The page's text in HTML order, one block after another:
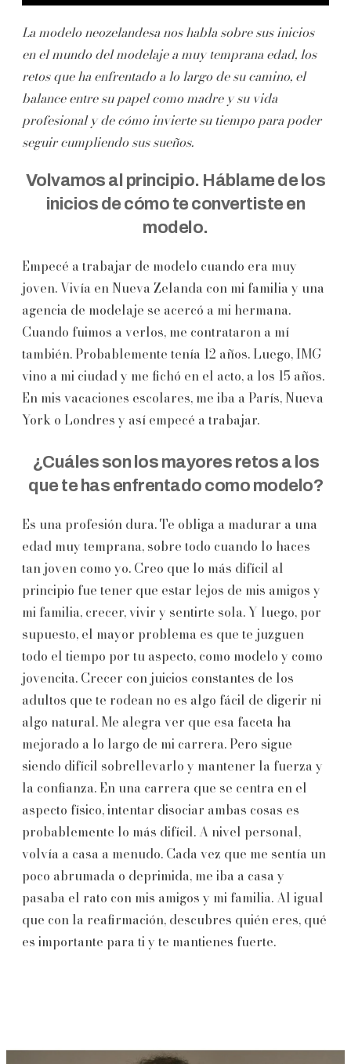
La modelo neozelandesa nos habla sobre sus inicios
en el mundo del modelaje a muy temprana edad, los
retos que ha enfrentado a lo largo de su camino, el
balance entre su papel como madre y su vida
profesional y de cómo invierte su tiempo para poder
seguir cumpliendo sus sueños.
Volvamos al principio. Háblame de los
inicios de cómo te convertiste en
modelo.
Empecé a trabajar de modelo cuando era muy
joven. Vivía en Nueva Zelanda con mi familia y una
agencia de modelaje se acercó a mi hermana.
Cuando fuimos a verlos, me contrataron a mí
también. Probablemente tenía 12 años. Luego, IMG
vino a mi ciudad y me fichó en el acto, a los 15 años.
En mis vacaciones escolares, me iba a París, Nueva
York o Londres y así empecé a trabajar.
¿Cuáles son los mayores retos a los
que te has enfrentado como modelo?
Es una profesión dura. Te obliga a madurar a una
edad muy temprana, sobre todo cuando lo haces
tan joven como yo. Creo que lo más difícil al
principio fue tener que estar lejos de mis amigos y
mi familia, crecer, vivir y sentirte sola. Y luego, por
supuesto, el mayor problema es que te juzguen
todo el tiempo por tu aspecto, como modelo y como
jovencita. Crecer con juicios constantes de los
adultos que te rodean no es algo fácil de digerir ni
algo natural. Me alegra ver que esa faceta ha
mejorado a lo largo de mi carrera. Pero sigue
siendo difícil sobrellevarlo y mantener la fuerza y
la confianza. En una carrera que se centra en el
aspecto físico, intentar disociar ambas cosas es
probablemente lo más difícil. A nivel personal,
volvía a casa a menudo. Cada vez que me sentía un
poco abrumada o deprimida, me iba a casa y
pasaba el rato con mis amigos y mi familia. Al igual
que con la reafirmación, descubres quién eres, qué
es importante para ti y te mantienes fuerte.